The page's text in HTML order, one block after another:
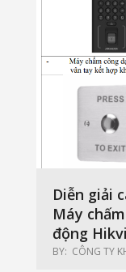
Diễn giải
Máy
động
BY: CÔNG TY